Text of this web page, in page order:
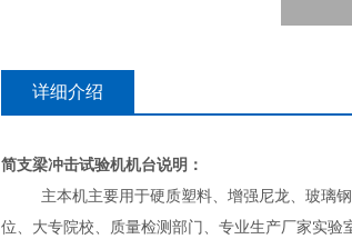
详细介绍
简支梁冲击试验机机台说明：
主本机主要用于硬质塑料、增强尼龙、玻璃钢
位、大专院校、质量检测部门、专业生产厂家实